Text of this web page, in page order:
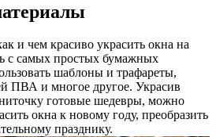
и чем красиво украсить окна на
с самых простых бумажных
шаблоны и трафареты,
ПВА и многое другое. Украсив
готовые шедевры, можно
окна к новому году, преобразить
празднику.